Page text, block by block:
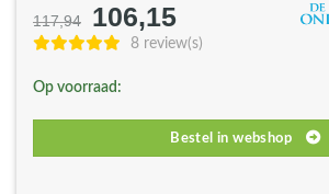
117,94
Oorspronkelijke
prijs
€117,94.
106,15Huidige
prijs
8 review(s)
Op voorraad:
Bestel in webshop